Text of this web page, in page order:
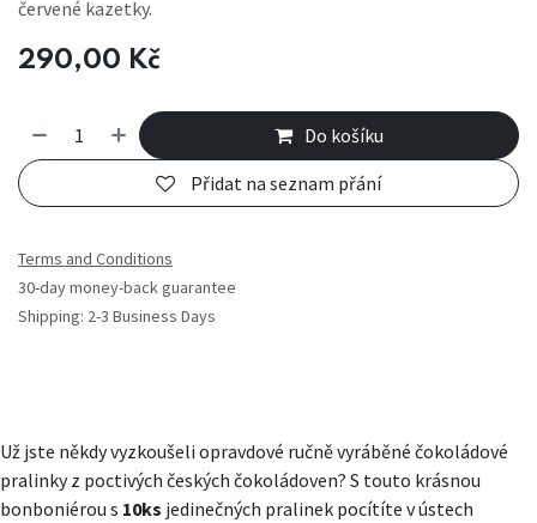
červené kazetky.
290,00 Kč
Do košíku
Přidat na seznam přání
Terms and Conditions
30-day money-back guarantee
Shipping: 2-3 Business Days
Už jste někdy vyzkoušeli opravdové ručně vyráběné čokoládové
pralinky z poctivých českých čokoládoven? S touto krásnou
bonboniérou s 10ks jedinečných pralinek pocítíte v ústech